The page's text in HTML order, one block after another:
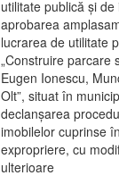
utilitate publică şi
aprobarea
lucrarea de utilitate
„Construire parcare
Eugen Ionescu,
Olt”, situat în
declanşarea
imobilelor cuprinse
expropriere, cu
ulterioare